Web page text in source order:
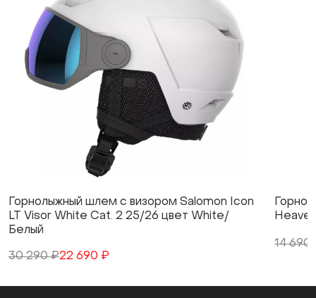
Горнолыжный шлем с визором Salomon Icon
LT Visor White Cat. 2 25/26 цвет White/
Белый
30 290 ₽22 690 ₽
14 690